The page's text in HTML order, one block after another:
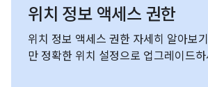
위치 정보 액세스 권한
위치 정보 액세스 권한 자세히 알아보
만 정확한 위치 설정으로 업그레이드